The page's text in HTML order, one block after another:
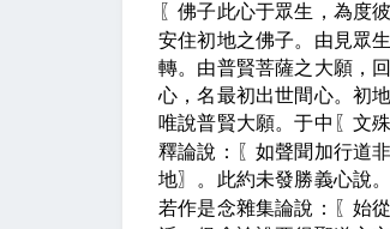
〖佛子此心于眾生，為度
安住初地之佛子。由見眾
轉。由普賢菩薩之大願，
心，名最初出世間心。初
唯說普賢大願。于中 〖文
釋論說：
〖如聲聞加行道
地〗 。此約未發勝義心說
若作是念雜集論說：
〖始